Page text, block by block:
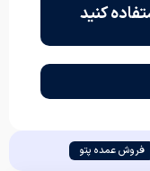
کنید
فروش عمده پتو